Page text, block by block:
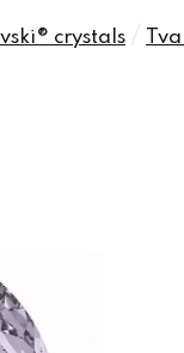
crystals